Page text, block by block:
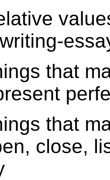
that
that
close,